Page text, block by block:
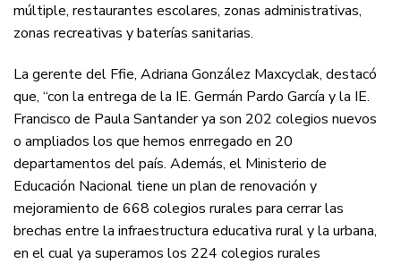
múltiple, restaurantes escolares, zonas administrativas,
zonas recreativas y baterías sanitarias.
La gerente del Ffie, Adriana González Maxcyclak, destacó
que, “con la entrega de la IE. Germán Pardo García y la IE.
Francisco de Paula Santander ya son 202 colegios nuevos
o ampliados los que hemos enrregado en 20
departamentos del país. Además, el Ministerio de
Educación Nacional tiene un plan de renovación y
mejoramiento de 668 colegios rurales para cerrar las
brechas entre la infraestructura educativa rural y la urbana,
en el cual ya superamos los 224 colegios rurales